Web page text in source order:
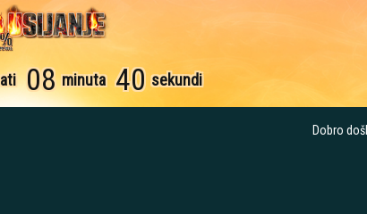
08 minuta 40 sekundi
Dobro